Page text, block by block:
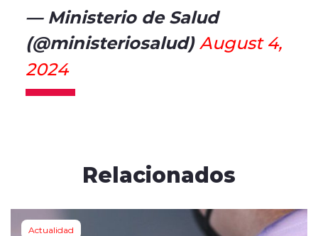
— Ministerio de Salud
(@ministeriosalud) August 4,
2024
Relacionados
Actualidad